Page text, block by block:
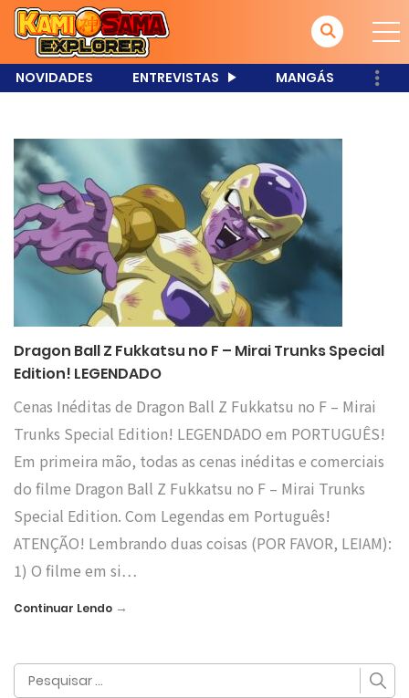
NOVIDADES ENTREVISTAS MANGÁS
Dragon Ball Z Fukkatsu no F – Mirai Trunks Special
Edition! LEGENDADO
Cenas Inéditas de Dragon Ball Z Fukkatsu no F – Mirai
Trunks Special Edition! LEGENDADO em PORTUGUÊS!
Em primeira mão, todas as cenas inéditas e comerciais
do filme Dragon Ball Z Fukkatsu no F – Mirai Trunks
Special Edition. Com Legendas em Português!
ATENÇÃO! Lembrando duas coisas (POR FAVOR, LEIAM):
1) O filme em si…
Continuar Lendo →